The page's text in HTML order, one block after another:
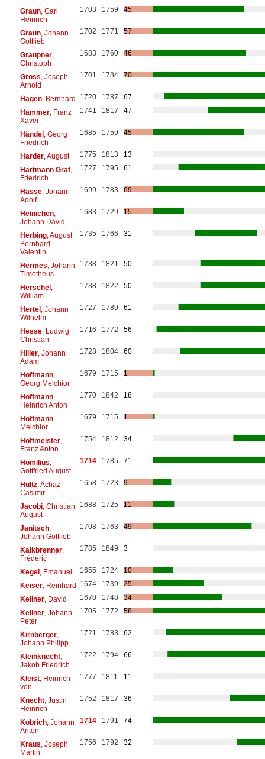
Graun, Carl
Heinrich
1703 1759 45
Graun, Johann
Gottlieb
1702 1771 57
Graupner,
Christoph
1683 1760 46
Gross , Joseph
Arnold
1701 1784 70
Hagen, Bernhard 1720 1787
67
Hammer, Franz
Xaver
1741 1817 47
Händel, Georg
Friedrich
1685 1759 45
Harder, August 1775 1813
13
Hartmann Graf,
Friedrich
1727 1795 61
Hasse, Johann
Adolf
1699 1783 69
Heinichen,
Johann David
1683 1729 15
Herbing, August
Bernhard
Valentin
1735 1766 31
Hermes , Johann
Timotheus
1738 1821 50
Herschel,
William
1738 1822 50
Hertel, Johann
Wilhelm
1727 1789 61
Hesse, Ludwig
Christian
1716 1772 56
Hiller, Johann
Adam
1728 1804 60
Hoffmann,
Georg Melchior
1679 1715 1
Hoffmann,
Heinrich Anton
1770 1842 18
Hoffmann,
Melchior
1679 1715 1
Hoffmeister,
Franz Anton
1754 1812 34
Homilius
Gottfried August
1714 1785 71
Hültz, Achaz
Casimir
1658 1723 9
Jacobi, Christian
August
1688 1725 11
Janitsch,
Johann Gottlieb
1708 1763 49
Kalkbrenner,
Frédéric
1785 1849 3
Kegel, Emanuel 1655 1724
10
Keiser, Reinhard 1674 1739
25
Kellner, David 1670 1748
34
Kellner, Johann
Peter
1705 1772 58
Kirnberger,
Johann Philipp
1721 1783 62
Kleinknecht,
Jakob Friedrich
1722 1794 66
Kleist, Heinrich
von
1777 1811 11
Knecht, Justin
Heinrich
1752 1817 36
Kobrich, Johann
Anton
1714 1791 74
Kraus , Joseph
Martin
1756 1792 32